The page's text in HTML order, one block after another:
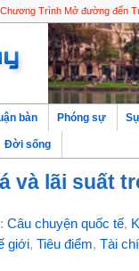
Trình Mở đường đến
(TQ): Hành trình khám phá
động ứng phó với tác động từ
Tết Nhân Ái, tổng kết một
sách “Những địa danh thân
đại chúng nổi bật tại Singapore
rất khác đang chờ được
Nam cùng SABECO hỗ trợ
bàn Phóng sự
Đời sống
và lãi suất
Câu chuyện quốc tế,
giới, Tiêu điểm, Tài